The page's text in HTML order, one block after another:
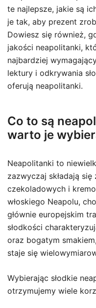
te najlepsze, jakie są
je tak, aby prezent
Dowiesz się również,
jakości neapolitanki,
najbardziej
lektury i odkrywania
oferują neapolitanki.
Co to są
warto je
Neapolitanki to
zazwyczaj składają
czekoladowych i
włoskiego Neapolu,
głównie europejskim
słodkości
oraz bogatym
staje się
Wybierając słodkie
otrzymujemy wiele